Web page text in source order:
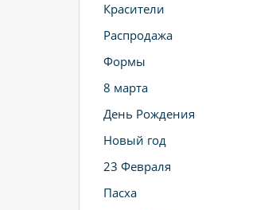
Красители
Распродажа
Формы
8 марта
День Рождения
Новый год
23 Февраля
Пасха